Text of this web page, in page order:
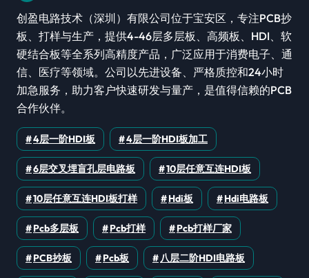
创盈电路技术（深圳）有限公司位于宝安区，专注PCB抄
板、打样与生产，提供4-46层多层板、高频板、HDI、软
硬结合板等全系列高精度产品，广泛应用于消费电子、通
信、医疗等领域。公司以先进设备、严格质控和24小时
加急服务，助力客户快速研发与量产，是值得信赖的PCB
合作伙伴。
4层一阶HDI板 4层一阶HDI板加工
6层交叉埋盲孔层电路板 10层任意互连HDI板
10层任意互连HDI板打样 Hdi板 Hdi电路板
Pcb多层板 Pcb打样 Pcb打样厂家
PCB抄板 Pcb板 八层二阶HDI电路板